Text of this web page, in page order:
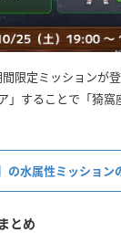
間限定ミッションが
」することで「猗
の水属性ミッション
とめ